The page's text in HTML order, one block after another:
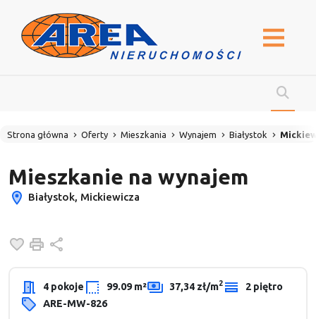
Strona główna Oferty Mieszkania Wynajem Białystok
Mieszkanie na wynajem
Białystok, Mickiewicza
Dodaj do ulubionych
Drukuj
4 pokoje 99.09 m² 37,34 zł/m2
2 piętro
ARE-MW-826